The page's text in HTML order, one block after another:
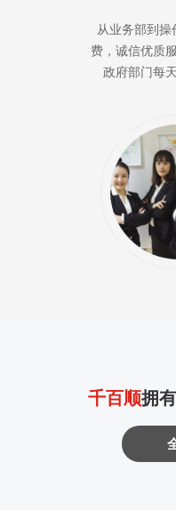
从业务部到操
费，诚信优质
政府部门每
千百顺拥有